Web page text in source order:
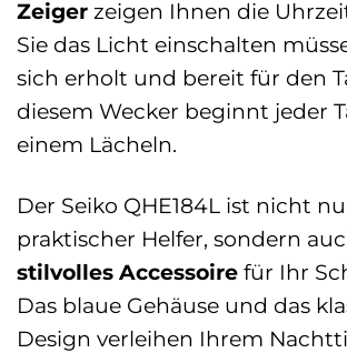
Zeiger zeigen Ihnen die
Sie das Licht einschalten
sich erholt und bereit für den
diesem Wecker beginnt jeder
einem Lächeln.
Der Seiko QHE184L ist nicht
praktischer Helfer, sondern
stilvolles Accessoire für Ihr
Das blaue Gehäuse und das
Design verleihen Ihrem